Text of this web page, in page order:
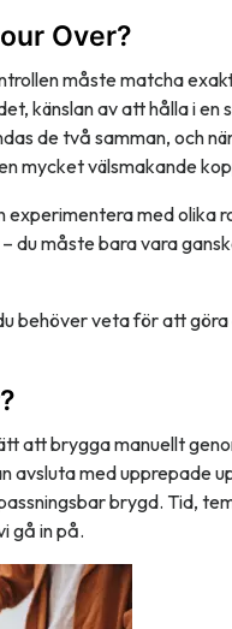
Over?
måste matcha
känslan av att hålla i
de två samman, och
mycket välsmakande
experimentera med olika
du måste bara vara
behöver veta för att
att brygga manuellt
avsluta med upprepade
brygd. Tid,
gå in på.